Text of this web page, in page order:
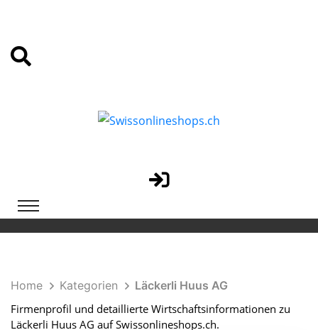
Home Kategorien
Läckerli Huus AG
Firmenprofil und detaillierte Wirtschaftsinformationen zu
Läckerli Huus AG auf Swissonlineshops.ch.